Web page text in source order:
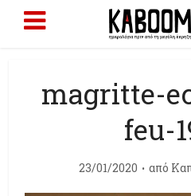
magritte-
feu-
23/01/2020 από